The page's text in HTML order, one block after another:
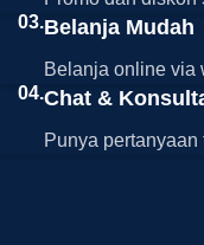
03.Belanja Mudah
Belanja online via
04.Chat &
Punya